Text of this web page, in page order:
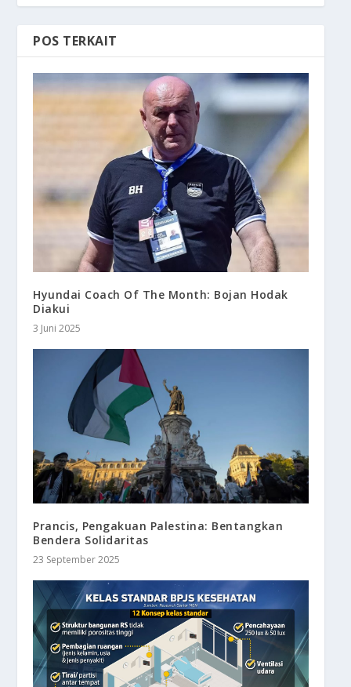
POS TERKAIT
Hyundai Coach Of The Month: Bojan Hodak
Diakui
3 Juni 2025
Prancis, Pengakuan Palestina: Bentangkan
Bendera Solidaritas
23 September 2025